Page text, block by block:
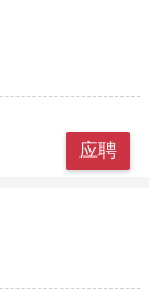
应聘